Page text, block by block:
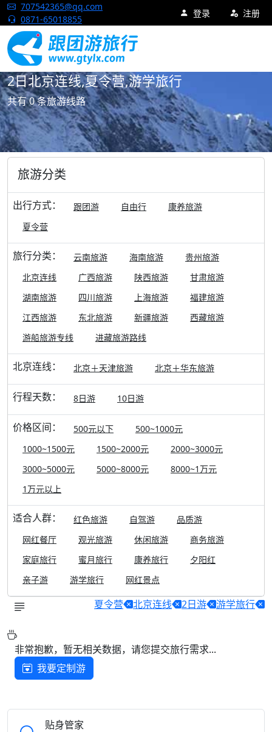
跟团游旅行网
707542365@qq.com
0871-65018855
登录 注册
首页 旅游 夏令营 北京连线
2日北京连线,夏令营,游学旅行
共有 0 条旅游线路
旅游分类
出行方式： 跟团游 自由行
康养旅游
夏令营
旅行分类： 云南旅游 海南旅游
贵州旅游
北京连线
广西旅游 陕西旅游
甘肃旅游
湖南旅游
四川旅游 上海旅游
福建旅游
江西旅游
东北旅游 新疆旅游
西藏旅游
游船旅游专线
进藏旅游路线
北京连线： 北京＋天津旅游 北京＋华东旅游
行程天数： 8日游 10日游
价格区间： 500元以下
500~1000元
1000~1500元
1500~2000元
2000~3000元
3000~5000元
5000~8000元
8000~1万元
1万元以上
适合人群： 红色旅游 自驾游
品质游
网红餐厅
观光旅游 休闲旅游
商务旅游
家庭旅行
蜜月旅行 康养旅行
夕阳红
亲子游
游学旅行 网红景点
夏令营 北京连线 2日游 游学旅行
非常抱歉，暂无相关数据，请您提交旅行需求...
我要定制游
贴身管家